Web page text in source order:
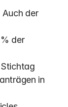
Auch der
der
in